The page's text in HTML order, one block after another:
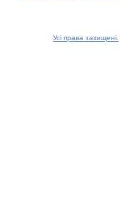
Усі права захищені.